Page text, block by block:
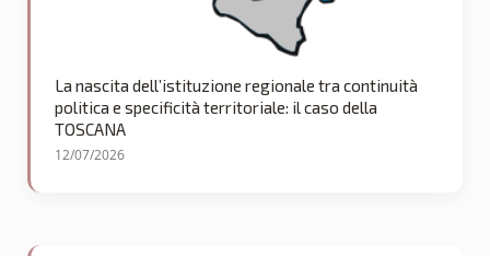
La nascita dell’istituzione regionale tra continuità
politica e specificità territoriale: il caso della
TOSCANA
12/07/2026